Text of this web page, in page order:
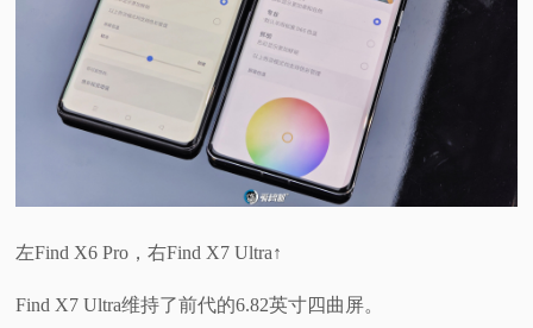
左Find X6 Pro，右Find X7 Ultra↑
Find X7 Ultra维持了前代的6.82英寸四曲屏。